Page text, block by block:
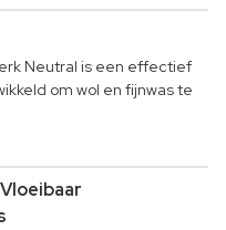
Neutral is een effectief
om wol en fijnwas te